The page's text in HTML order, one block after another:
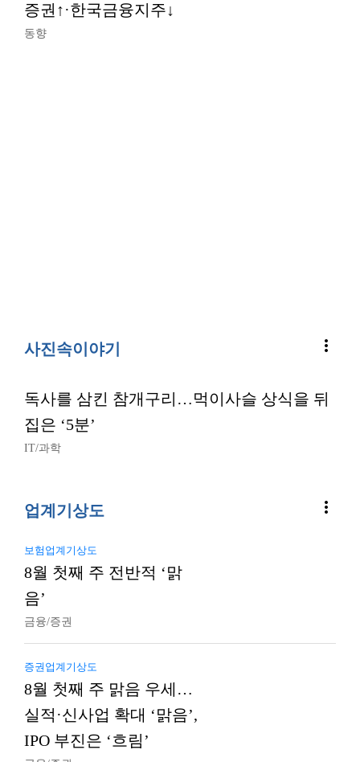
증권↑·한국금융지주↓
동향
사진속이야기 more_vert
독사를 삼킨 참개구리…먹이사슬 상식을 뒤
집은 ‘5분’
IT/과학
업계기상도 more_vert
보험업계기상도
8월 첫째 주 전반적 ‘맑
음’
금융/증권
증권업계기상도
8월 첫째 주 맑음 우세…
실적·신사업 확대 ‘맑음’,
IPO 부진은 ‘흐림’